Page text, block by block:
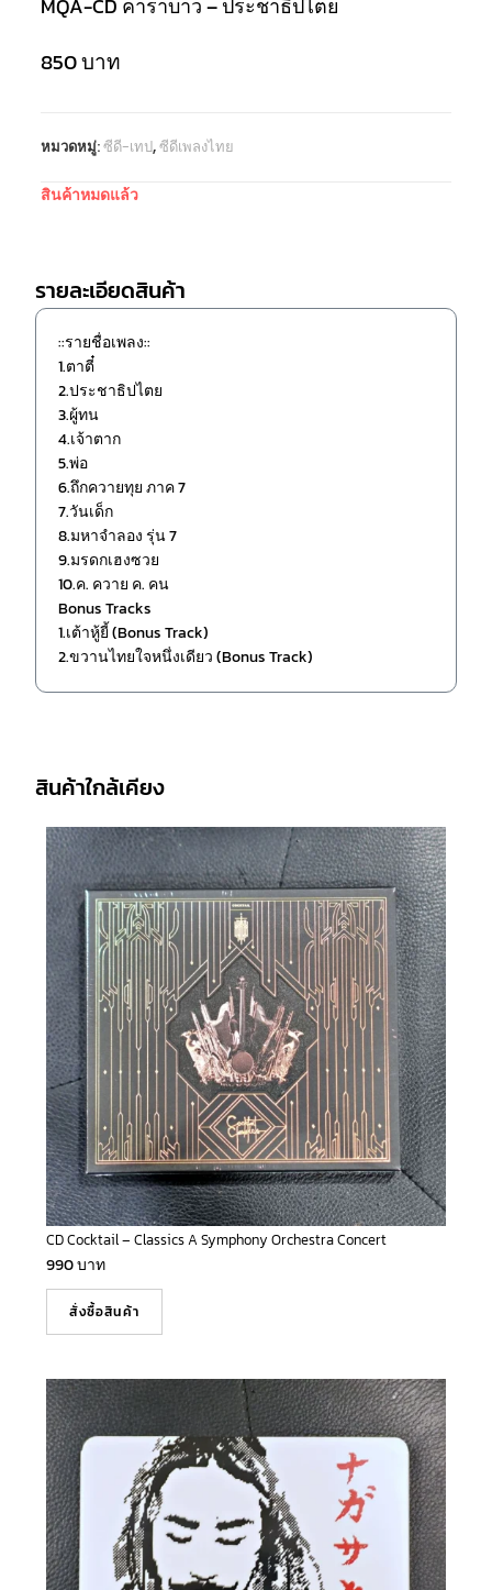
MQA-CD คาราบาว – ประชาธิปไตย
850บาท
หมวดหมู่:ซีดี-เทป,ซีดีเพลงไทย
สินค้าหมดแล้ว
รายละเอียดสินค้า
::รายชื่อเพลง::
1.ตาตี๋
2.ประชาธิปไตย
3.ผู้ทน
4.เจ้าตาก
5.พ่อ
6.ถึกควายทุย ภาค 7
7.วันเด็ก
8.มหาจำลอง รุ่น 7
9.มรดกเฮงซวย
10.ค. ควาย ค. คน
Bonus Tracks
1.เต้าหู้ยี้ (Bonus Track)
2.ขวานไทยใจหนึ่งเดียว (Bonus Track)
สินค้าใกล้เคียง
CD Cocktail – Classics A Symphony Orchestra Concert
990บาท
สั่งซื้อสินค้า